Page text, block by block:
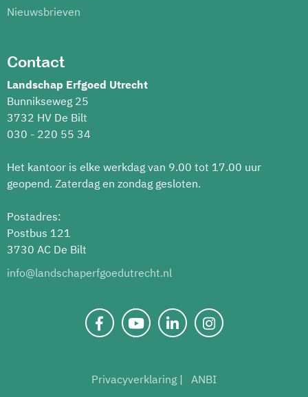
Nieuwsbrieven
Contact
Landschap Erfgoed Utrecht
Bunnikseweg 25
3732 HV De Bilt
030 - 220 55 34
Het kantoor is elke werkdag van 9.00 tot 17.00 uur
geopend. Zaterdag en zondag gesloten.
Postadres:
Postbus 121
3730 AC De Bilt
info@landschaperfgoedutrecht.nl
Privacyverklaring ANBI